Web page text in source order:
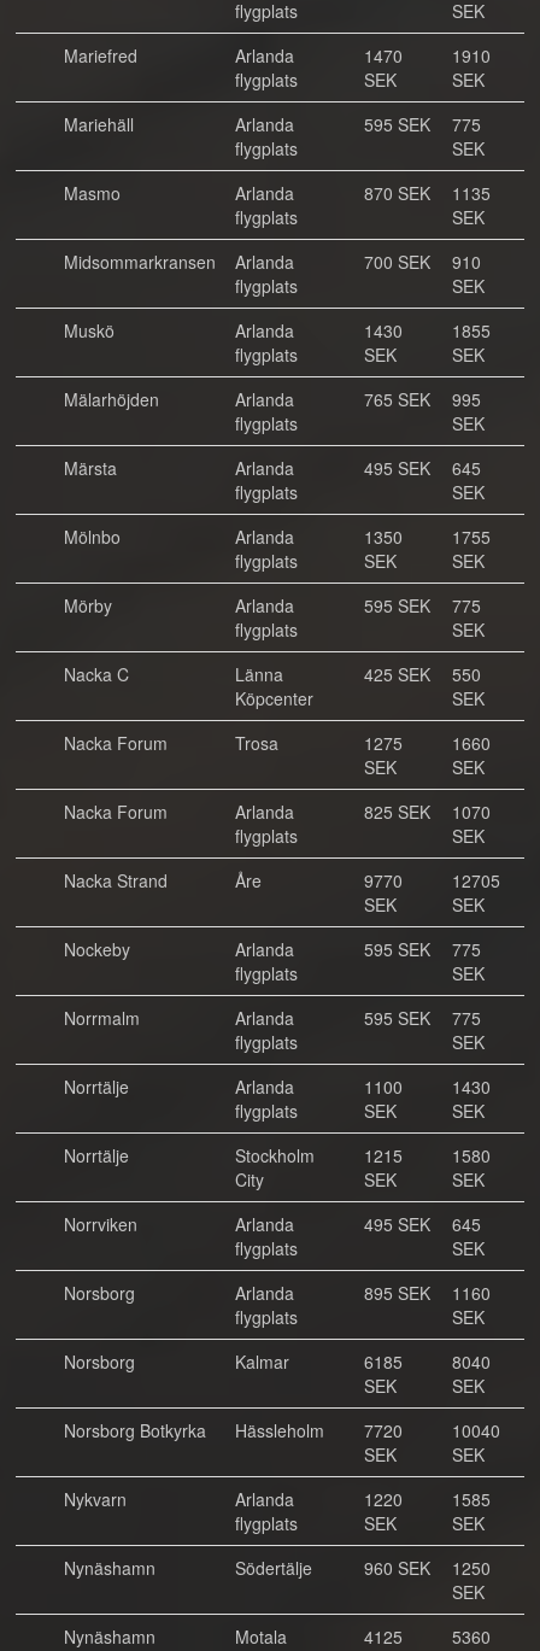
flygplats
SEK
Mariefred
Arlanda
flygplats
1470
SEK
1910
SEK
Mariehäll
Arlanda
flygplats
595 SEK
775
SEK
Masmo
Arlanda
flygplats
870 SEK
1135
SEK
Midsommarkransen
Arlanda
flygplats
700 SEK
910
SEK
Muskö
Arlanda
flygplats
1430
SEK
1855
SEK
Mälarhöjden
Arlanda
flygplats
765 SEK
995
SEK
Märsta
Arlanda
flygplats
495 SEK
645
SEK
Mölnbo
Arlanda
flygplats
1350
SEK
1755
SEK
Mörby
Arlanda
flygplats
595 SEK
775
SEK
Nacka C
Länna
Köpcenter
425 SEK
550
SEK
Nacka Forum
Trosa
1275
SEK
1660
SEK
Nacka Forum
Arlanda
flygplats
825 SEK
1070
SEK
Nacka Strand
Åre
9770
SEK
12705
SEK
Nockeby
Arlanda
flygplats
595 SEK
775
SEK
Norrmalm
Arlanda
flygplats
595 SEK
775
SEK
Norrtälje
Arlanda
flygplats
1100
SEK
1430
SEK
Norrtälje
Stockholm
City
1215
SEK
1580
SEK
Norrviken
Arlanda
flygplats
495 SEK
645
SEK
Norsborg
Arlanda
flygplats
895 SEK
1160
SEK
Norsborg
Kalmar
6185
SEK
8040
SEK
Norsborg Botkyrka
Hässleholm
7720
SEK
10040
SEK
Nykvarn
Arlanda
flygplats
1220
SEK
1585
SEK
Nynäshamn
Södertälje 960 SEK
1250
SEK
Nynäshamn
Motala
4125
5360